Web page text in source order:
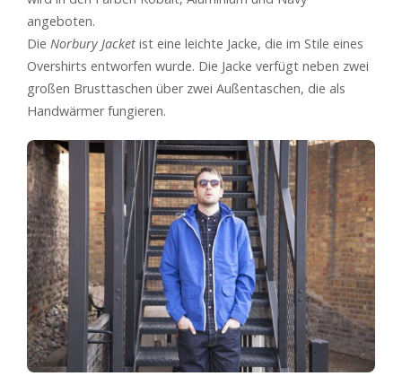
angeboten.
Die Norbury Jacket ist eine leichte Jacke, die im Stile eines
Overshirts entworfen wurde. Die Jacke verfügt neben zwei
großen Brusttaschen über zwei Außentaschen, die als
Handwärmer fungieren.